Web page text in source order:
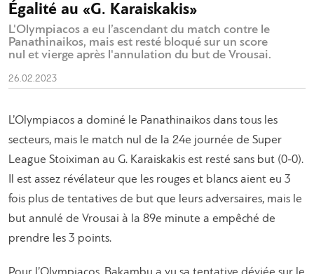
Égalité au «G. Karaiskakis»
L'Olympiacos a eu l’ascendant du match contre le
Panathinaikos, mais est resté bloqué sur un score
nul et vierge après l'annulation du but de Vrousai.
26.02.2023
L’Olympiacos a dominé le Panathinaikos dans tous les
secteurs, mais le match nul de la 24e journée de Super
League Stoiximan au G. Karaiskakis est resté sans but (0-0).
Il est assez révélateur que les rouges et blancs aient eu 3
fois plus de tentatives de but que leurs adversaires, mais le
but annulé de Vrousai à la 89e minute a empêché de
prendre les 3 points.